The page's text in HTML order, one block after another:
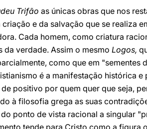
Trifão as únicas obras que nos
e da salvação que se realiza
Cada homem, como criatura
da verdade. Assim o mesmo Logos,
como que em "sementes
é a manifestação histórica e
positivo por quem quer que seja,
à filosofia grega as suas
ponto de vista racional a singular
tende para Cristo como a figura